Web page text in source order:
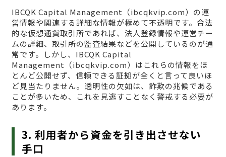
IBCQK Capital Management（ibcqkvip.com）の運
営情報や関連する詳細な情報が極めて不透明です。合法
的な仮想通貨取引所であれば、法人登録情報や運営チー
ムの詳細、取引所の監査結果などを公開しているのが通
常です。しかし、IBCQK Capital
Management（ibcqkvip.com）はこれらの情報をほ
とんど公開せず、信頼できる証拠が全くと言って良いほ
ど見当たりません。透明性の欠如は、詐欺の兆候である
ことが多いため、これを見逃すことなく警戒する必要が
あります。
3. 利用者から資金を引き出させない
手口